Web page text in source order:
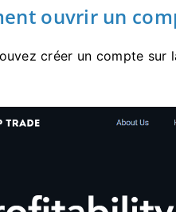
ouvrir un
créer un compte